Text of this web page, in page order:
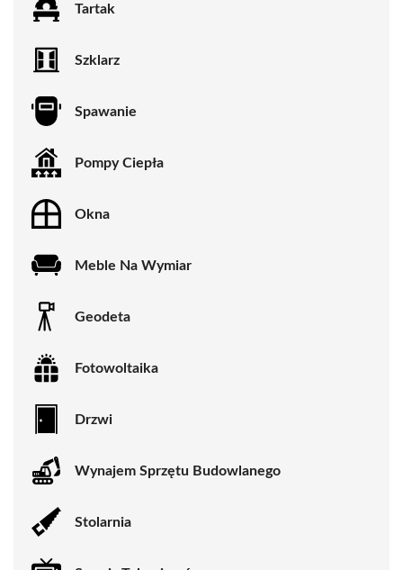
Tartak
Szklarz
Spawanie
Pompy Ciepła
Okna
Meble Na Wymiar
Geodeta
Fotowoltaika
Drzwi
Wynajem Sprzętu Budowlanego
Stolarnia